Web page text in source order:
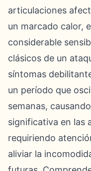
articulaciones
un marcado calor,
considerable
clásicos de un
síntomas
un período que
semanas,
significativa en las
requiriendo
aliviar la